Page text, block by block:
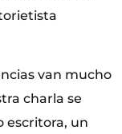
van mucho
charla se
escritora, un